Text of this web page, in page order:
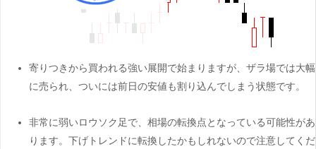
寄りつきから買われる強い展開で始まりますが、ザラ場では大幅
に売られ、ついには前日の安値も割り込んでしまう状態です。
非常に弱いロウソク足で、相場の転換点となっている可能性があ
ります。下げトレンドに転換したかもしれないので注意してくだ